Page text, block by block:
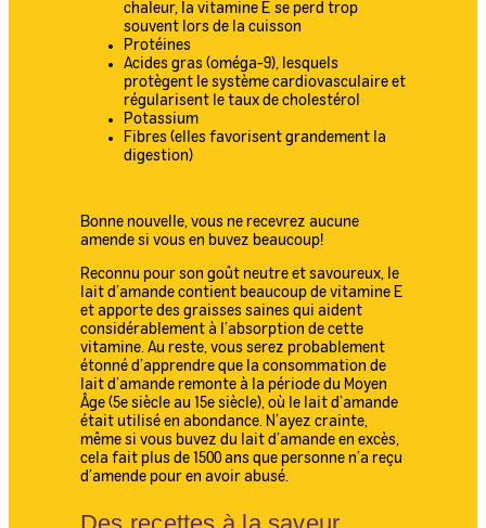
chaleur, la vitamine E se perd trop
souvent lors de la cuisson
Protéines
Acides gras (oméga-9), lesquels
protègent le système cardiovasculaire et
régularisent le taux de cholestérol
Potassium
Fibres (elles favorisent grandement la
digestion)
Bonne nouvelle, vous ne recevrez aucune
amende si vous en buvez beaucoup!
Reconnu pour son goût neutre et savoureux, le
lait d’amande contient beaucoup de vitamine E
et apporte des graisses saines qui aident
considérablement à l’absorption de cette
vitamine. Au reste, vous serez probablement
étonné d’apprendre que la consommation de
lait d’amande remonte à la période du Moyen
Âge (5e siècle au 15e siècle), où le lait d’amande
était utilisé en abondance. N’ayez crainte,
même si vous buvez du lait d’amande en excès,
cela fait plus de 1500 ans que personne n’a reçu
d’amende pour en avoir abusé.